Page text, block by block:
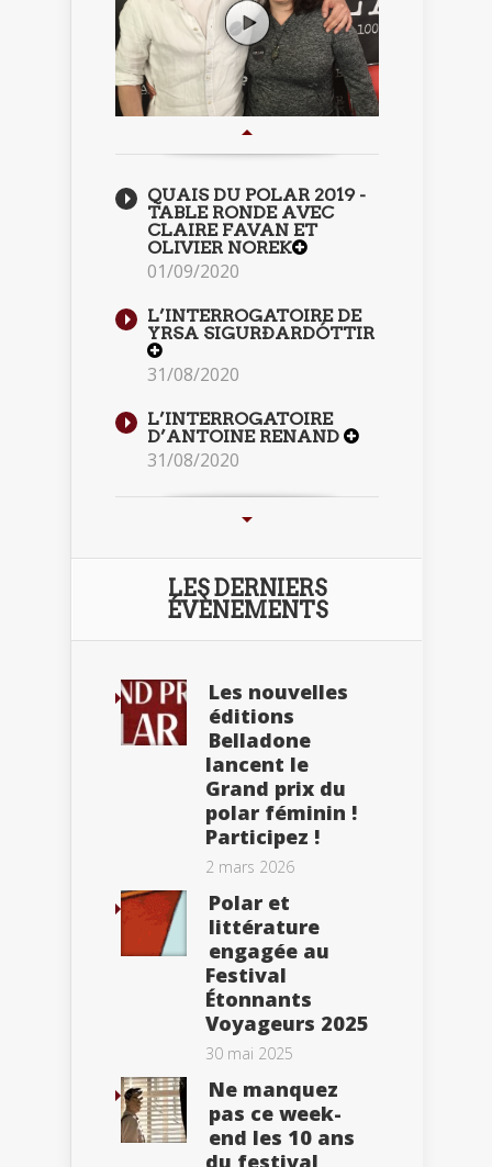
QUAIS DU POLAR 2019 -
TABLE RONDE AVEC
CLAIRE FAVAN ET
OLIVIER NOREK
01/09/2020
L’INTERROGATOIRE DE
YRSA SIGURÐARDÓTTIR
31/08/2020
L’INTERROGATOIRE
D’ANTOINE RENAND
31/08/2020
LES DERNIERS
ÉVÈNEMENTS
Les nouvelles
éditions
Belladone
lancent le
Grand prix du
polar féminin !
Participez !
2 mars 2026
Polar et
littérature
engagée au
Festival
Étonnants
Voyageurs 2025
30 mai 2025
Ne manquez
pas ce week-
end les 10 ans